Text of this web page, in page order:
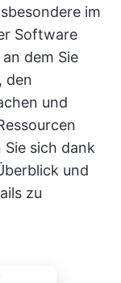
im
Software
dem Sie
den
und
sich dank
und
zu